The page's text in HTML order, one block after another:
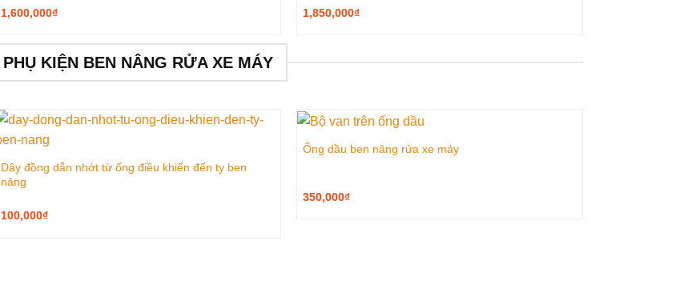
1,600,000₫ 1,850,000₫
PHỤ KIỆN BEN NÂNG RỬA XE MÁY
Dây đồng dẫn nhớt từ ống điều khiển đến ty ben
nâng
100,000₫
Ống dầu ben nâng rửa xe máy
350,000₫